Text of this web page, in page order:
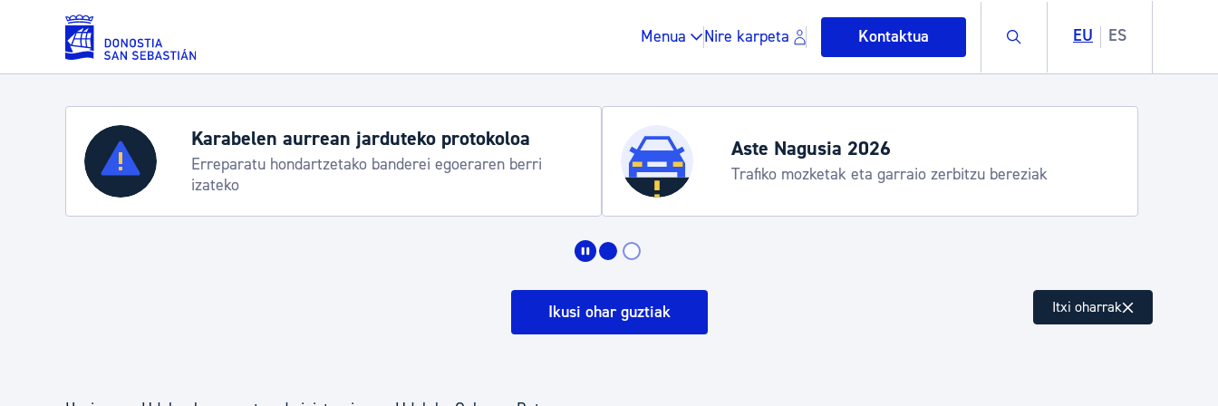
Eduki nagusira joan
Menua Nire karpeta Kontaktua Buscar EU ES
Zerbitzuak
Errolda eta gai pertsonalak
Gune publikoa, hondakinak eta ingurumena
Karabelen aurrean jarduteko protokoloa
Erreparatu hondartzetako banderei egoeraren berri
izateko
Aste Nagusia 2026
Trafiko mozketak eta garraio zerbitzu bereziak
Ikusi ohar guztiak Itxi oharrak